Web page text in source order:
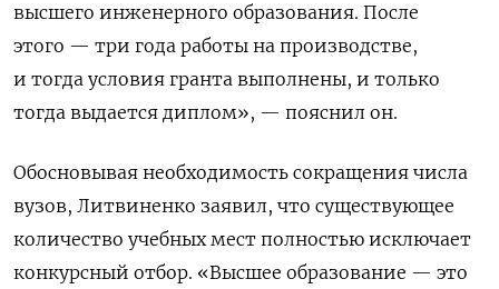
высшего инженерного образования. После
этого — три года работы на производстве,
и тогда условия гранта выполнены, и только
тогда выдается диплом», — пояснил он.
Обосновывая необходимость сокращения числа
вузов, Литвиненко заявил, что существующее
количество учебных мест полностью исключает
конкурсный отбор. «Высшее образование — это